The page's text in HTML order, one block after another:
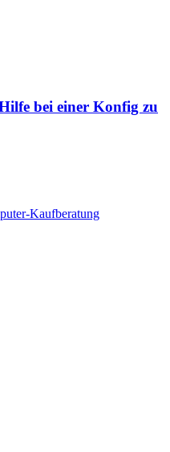
bei einer Konfig zu
Kaufberatung